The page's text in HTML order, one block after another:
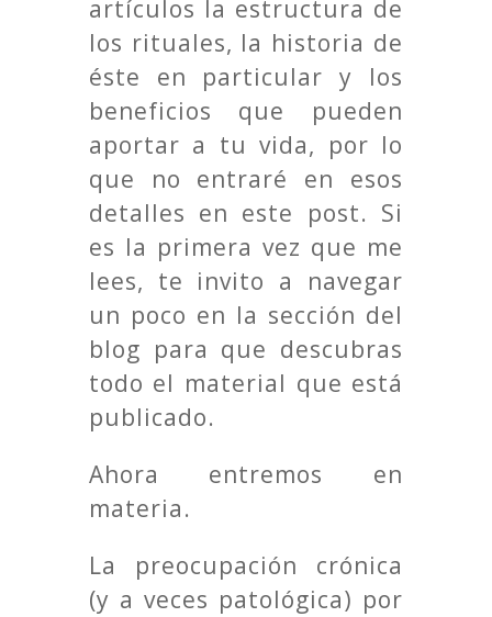
artículos la estructura de
los rituales, la historia de
éste en particular y los
beneficios que pueden
aportar a tu vida, por lo
que no entraré en esos
detalles en este post. Si
es la primera vez que me
lees, te invito a navegar
un poco en la sección del
blog para que descubras
todo el material que está
publicado.
Ahora entremos en
materia.
La preocupación crónica
(y a veces patológica) por